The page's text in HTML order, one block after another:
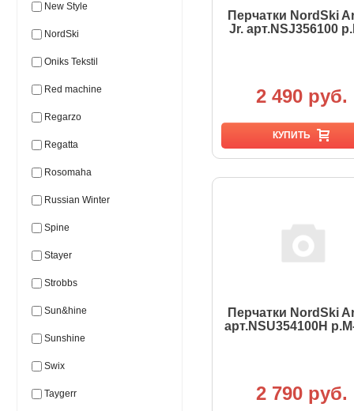
New Style
NordSki
Oniks Tekstil
Red machine
Regarzo
Regatta
Rosomaha
Russian Winter
Spine
Stayer
Strobbs
Sun&hine
Sunshine
Swix
Taygerr
Перчатки NordSki
Jr. арт.NSJ356100
2 490 руб.
КУПИТЬ
Перчатки NordSki
арт.NSU354100Н
2 790 руб.